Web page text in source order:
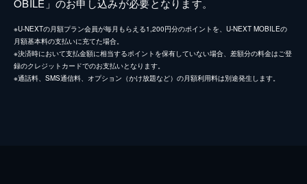
OBILE」のお申し込みが必要となります。
※U-NEXTの月額プラン会員が毎月もらえる1,200円分のポイントを、U-NEXT MOBILEの
月額基本料の支払いに充てた場合。
※決済時において支払金額に相当するポイントを保有していない場合、差額分の料金はご登
録のクレジットカードでのお支払いとなります。
※通話料、SMS通信料、オプション（かけ放題など）の月額利用料は別途発生します。